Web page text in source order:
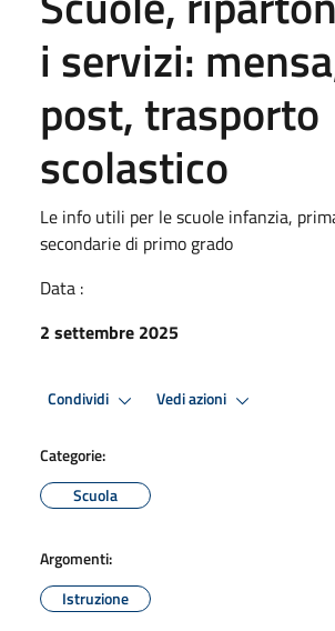
i servizi:
post, trasporto
scolastico
Le info utili per le scuole infanzia,
secondarie di primo grado
Data :
2 settembre 2025
Condividi Vedi azioni
Categorie:
Scuola
Argomenti:
Istruzione